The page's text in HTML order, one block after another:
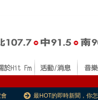
最HOT的即時新聞，你